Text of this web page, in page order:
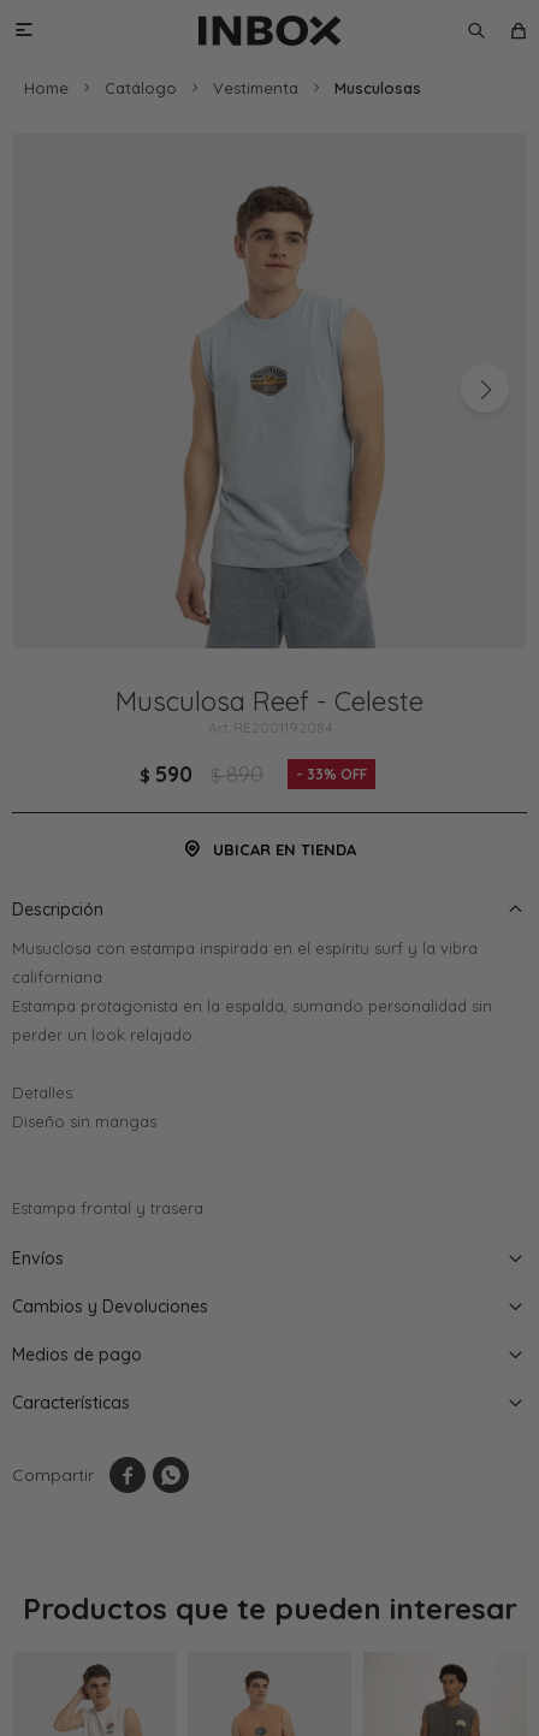

Home Catálogo Vestimenta Musculosas
Musculosa Reef - Celeste
RE2001192084
$ 590 $ 890 33
UBICAR EN TIENDA
Descripción
Musuclosa con estampa inspirada en el espíritu surf y la vibra
californiana.
Estampa protagonista en la espalda, sumando personalidad sin
perder un look relajado.
Detalles:
Diseño sin mangas
Estampa frontal y trasera
Envíos
Cambios y Devoluciones
Medios de pago
Características
 
Productos que te pueden interesar